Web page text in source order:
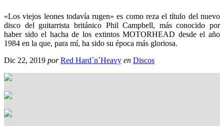
«Los viejos leones todavía rugen» es como reza el título del nuevo
disco del guitarrista británico Phil Campbell, más conocido por
haber sido el hacha de los extintos MOTORHEAD desde el año
1984 en la que, para mí, ha sido su época más gloriosa.
Dic 22, 2019 por Red Hard´n´Heavy en Discos